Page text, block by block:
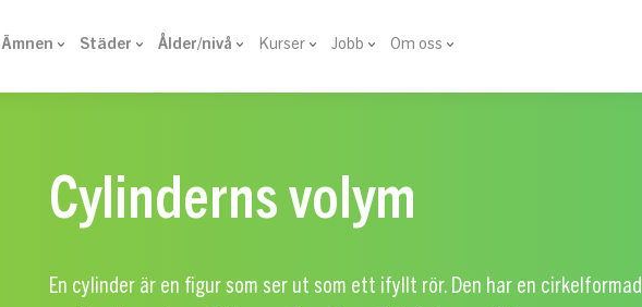
Ämnen Städer Ålder/nivå Kurser Jobb Om oss
Cylinderns volym
En cylinder är en figur som ser ut som ett ifyllt rör. Den har en